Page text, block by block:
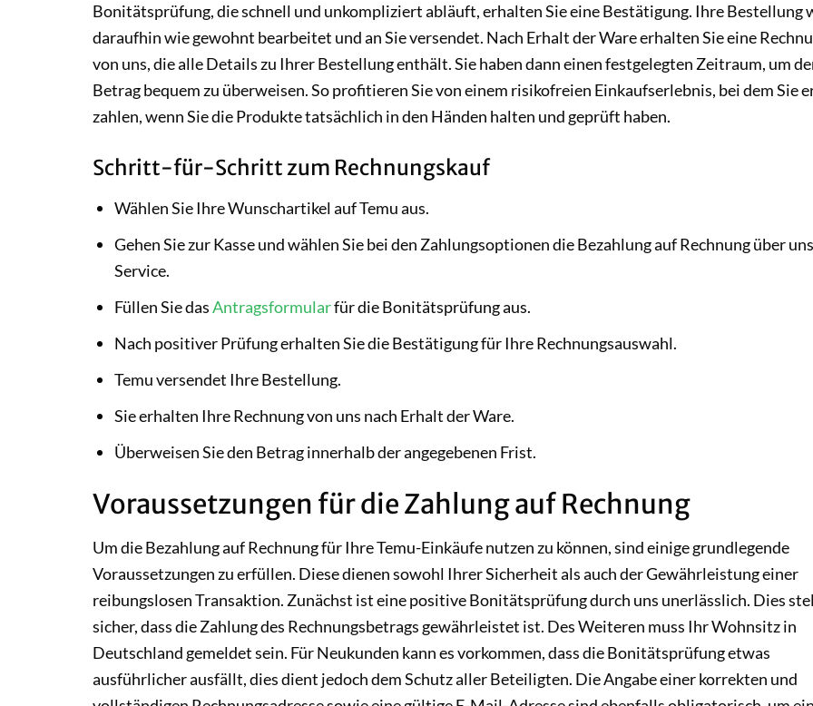
Bonitätsprüfung, die schnell und unkompliziert abläuft, erhalten Sie eine Bestätigung. Ihre Bestellung
daraufhin wie gewohnt bearbeitet und an Sie versendet. Nach Erhalt der Ware erhalten Sie eine
von uns, die alle Details zu Ihrer Bestellung enthält. Sie haben dann einen festgelegten Zeitraum, um
Betrag bequem zu überweisen. So profitieren Sie von einem risikofreien Einkaufserlebnis, bei dem Sie
zahlen, wenn Sie die Produkte tatsächlich in den Händen halten und geprüft haben.
Schritt-für-Schritt zum Rechnungskauf
Wählen Sie Ihre Wunschartikel auf Temu aus.
Gehen Sie zur Kasse und wählen Sie bei den Zahlungsoptionen die Bezahlung auf Rechnung über
Service.
Füllen Sie dasAntragsformularfür die Bonitätsprüfung aus.
Nach positiver Prüfung erhalten Sie die Bestätigung für Ihre Rechnungsauswahl.
Temu versendet Ihre Bestellung.
Sie erhalten Ihre Rechnung von uns nach Erhalt der Ware.
Überweisen Sie den Betrag innerhalb der angegebenen Frist.
Voraussetzungen für die Zahlung auf Rechnung
Um die Bezahlung auf Rechnung für Ihre Temu-Einkäufe nutzen zu können, sind einige grundlegende
Voraussetzungen zu erfüllen. Diese dienen sowohl Ihrer Sicherheit als auch der Gewährleistung einer
reibungslosen Transaktion. Zunächst ist eine positive Bonitätsprüfung durch uns unerlässlich. Dies
sicher, dass die Zahlung des Rechnungsbetrags gewährleistet ist. Des Weiteren muss Ihr Wohnsitz in
Deutschland gemeldet sein. Für Neukunden kann es vorkommen, dass die Bonitätsprüfung etwas
ausführlicher ausfällt, dies dient jedoch dem Schutz aller Beteiligten. Die Angabe einer korrekten und